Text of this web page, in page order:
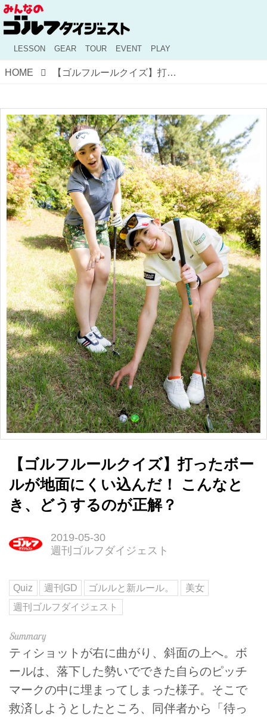
LESSON GEAR TOUR EVENT PLAY
HOME 【ゴルフルールクイズ】打ったボールが地面にくい込んだ！ こんなとき、どうするのが正解？
【ゴルフルールクイズ】打ったボー
ルが地面にくい込んだ！ こんなと
き、どうするのが正解？
2019-05-30
週刊ゴルフダイジェスト
Quiz 週刊GD ゴルルと新ルール。
美女
週刊ゴルフダイジェスト
ティショットが右に曲がり、斜面の上へ。ボ
ールは、落下した勢いでできた自らのピッチ
マークの中に埋まってしまった様子。そこで
救済しようとしたところ、同伴者から「待っ